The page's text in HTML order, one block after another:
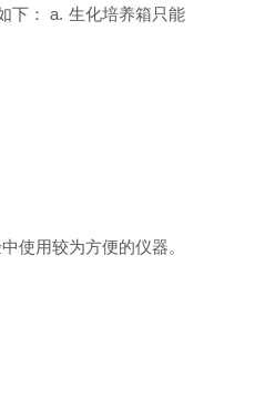
下： a. 生化培养箱只能
使用较为方便的仪器。